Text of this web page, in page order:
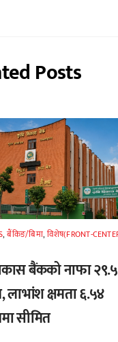
Posts
,बैंकिङ/बिमा,विशेष(FRONT-
बैंकको नाफा
लाभांश क्षमता ६.५४
सीमित